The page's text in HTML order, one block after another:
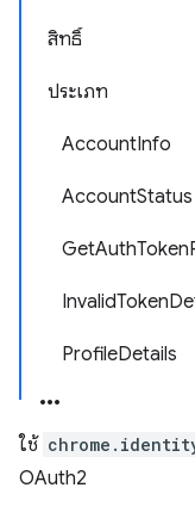
สิทธิ์
ประเภท
AccountInfo
AccountStatus
ProfileDetails
ใช้
OAuth2